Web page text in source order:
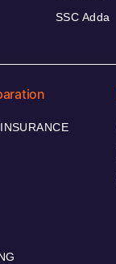
SSC Adda